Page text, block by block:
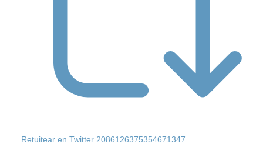
Retuitear en Twitter 2086126375354671347